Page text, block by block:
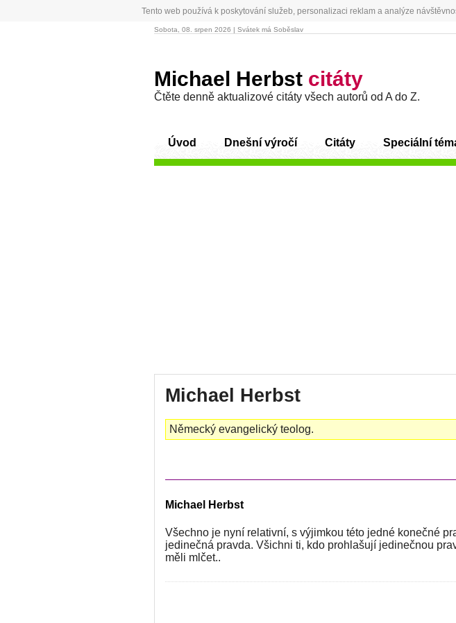
Tento web používá k poskytování služeb, personalizaci reklam a analýze
Sobota, 08. srpen 2026 | Svátek má Soběslav
Michael Herbst citáty
Čtěte denně aktualizové citáty všech autorů od A do Z.
Úvod Dnešní výročí Citáty Speciální
Michael Herbst
Německý evangelický teolog.
Michael Herbst
Všechno je nyní relativní, s výjimkou této jedné konečné
jedinečná pravda. Všichni ti, kdo prohlašují jedinečnou
měli mlčet..